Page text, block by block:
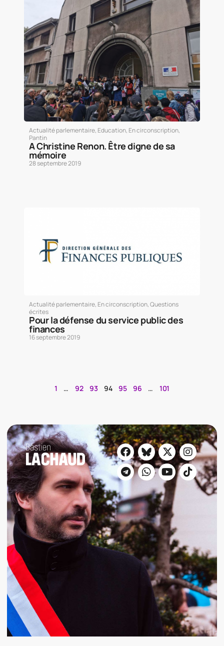
Actualité parlementaire, Education, En circonscription,
Pantin
A Christine Renon. Être digne de sa
mémoire
28 septembre 2019
Actualité parlementaire, En circonscription,Questions
écrites
Pour la défense du service public des
finances
16 septembre 2019
1 … 92 93 94 95 96 … 101